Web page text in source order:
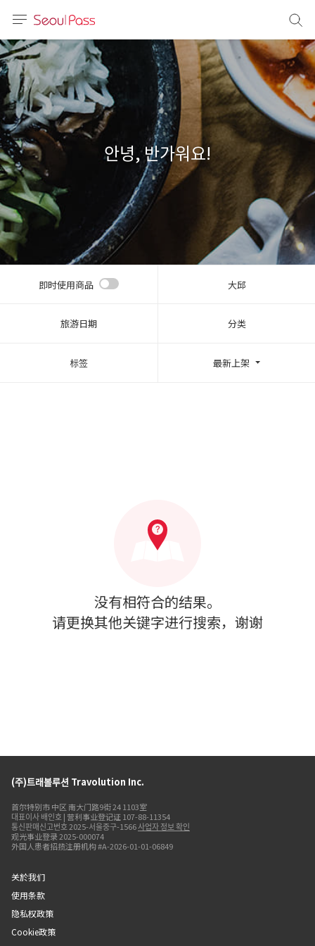
体)
文 (台灣)
안녕, 반가워요!
即时使用商品 大邱
旅游日期 分类
标签 最新上架
没有相符合的结果。
请更换其他关键字进行搜索，谢谢
(주)트래볼루션 Travolution Inc.
首尔特别市 中区 南大门路9街 24 1103室
대표이사 배인호 | 营利事业登记证 107-88-11354
통신판매신고번호 2025-서울중구-1566사업자 정보 확인
观光事业登录 2025-000074
外国人患者招揽注册机构 #A-2026-01-01-06849
关於我们
使用条款
隐私权政策
Cookie政策